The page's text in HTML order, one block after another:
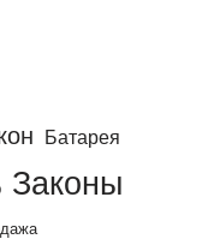
Батарея
Законы